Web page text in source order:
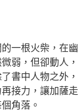
一根火柴，在幽
弱，但卻動人，
書中人物之外，
接力，讓加薩走
角落。